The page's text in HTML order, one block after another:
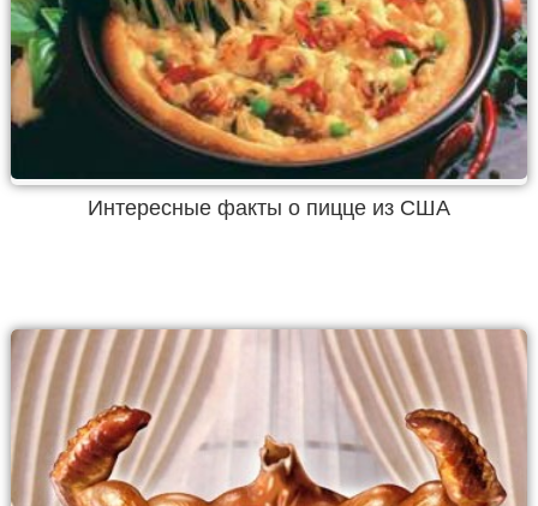
Интересные факты о пицце из США